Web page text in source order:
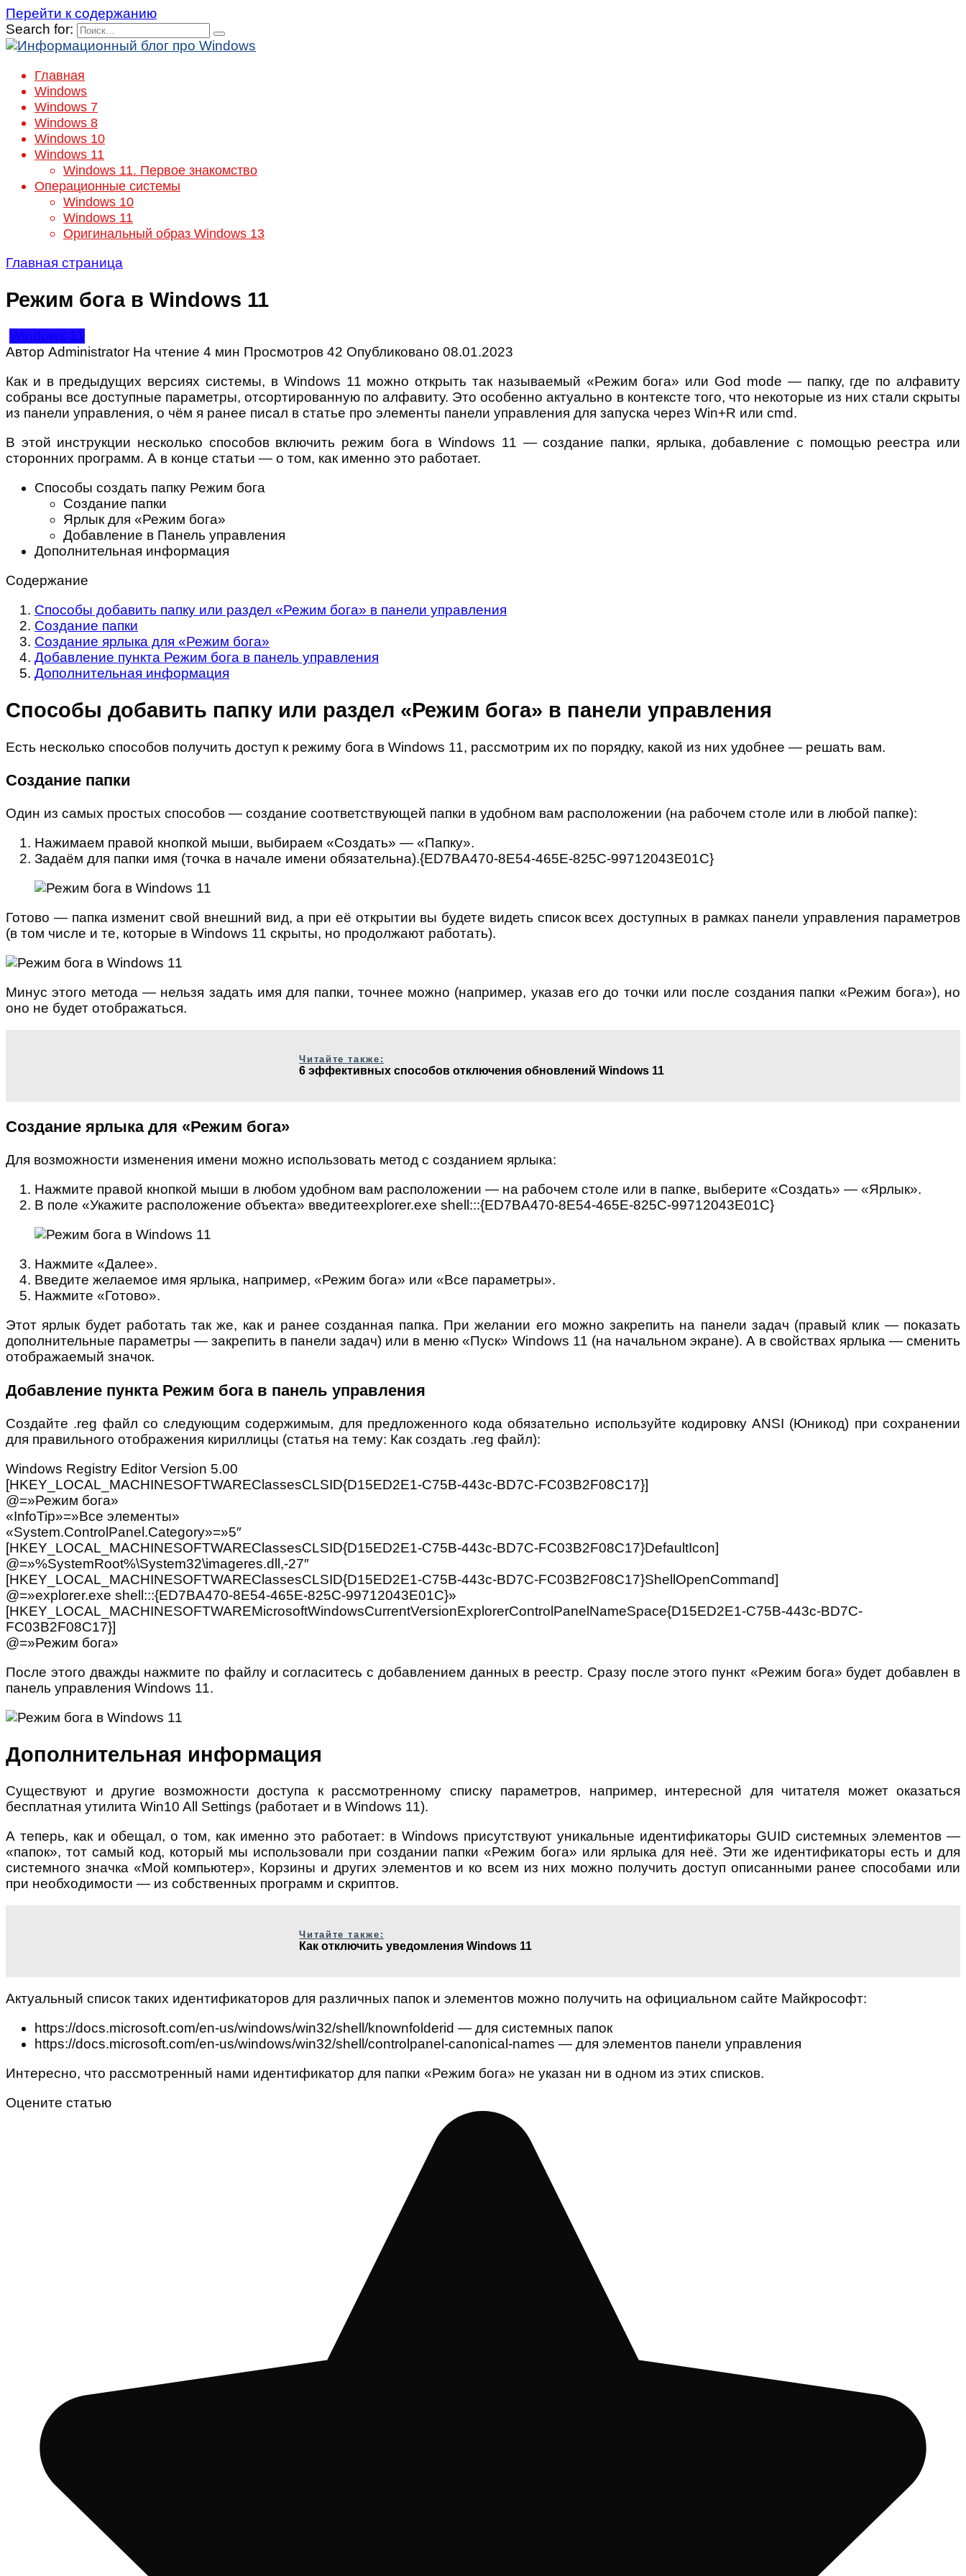
Перейти к содержанию
Search for:
Главная
Windows
Windows 7
Windows 8
Windows 10
Windows 11
Windows 11. Первое знакомство
Операционные системы
Windows 10
Windows 11
Оригинальный образ Windows 13
Главная страница
Режим бога в Windows 11
Windows 11
Автор Administrator На чтение 4 мин Просмотров 42 Опубликовано 08.01.2023
Как и в предыдущих версиях системы, в Windows 11 можно открыть так называемый «Режим бога» или God mode — папку, где по алфавиту
собраны все доступные параметры, отсортированную по алфавиту. Это особенно актуально в контексте того, что некоторые из них стали скрыты
из панели управления, о чём я ранее писал в статье про элементы панели управления для запуска через Win+R или cmd.
В этой инструкции несколько способов включить режим бога в Windows 11 — создание папки, ярлыка, добавление с помощью реестра или
сторонних программ. А в конце статьи — о том, как именно это работает.
Способы создать папку Режим бога
Создание папки
Ярлык для «Режим бога»
Добавление в Панель управления
Дополнительная информация
Содержание
Способы добавить папку или раздел «Режим бога» в панели управления
Создание папки
Создание ярлыка для «Режим бога»
Добавление пункта Режим бога в панель управления
Дополнительная информация
Способы добавить папку или раздел «Режим бога» в панели управления
Есть несколько способов получить доступ к режиму бога в Windows 11, рассмотрим их по порядку, какой из них удобнее — решать вам.
Создание папки
Один из самых простых способов — создание соответствующей папки в удобном вам расположении (на рабочем столе или в любой папке):
Нажимаем правой кнопкой мыши, выбираем «Создать» — «Папку».
Задаём для папки имя (точка в начале имени обязательна).{ED7BA470-8E54-465E-825C-99712043E01C}
Готово — папка изменит свой внешний вид, а при её открытии вы будете видеть список всех доступных в рамках панели управления параметров
(в том числе и те, которые в Windows 11 скрыты, но продолжают работать).
Минус этого метода — нельзя задать имя для папки, точнее можно (например, указав его до точки или после создания папки «Режим бога»), но
оно не будет отображаться.
Читайте также:
6 эффективных способов отключения обновлений Windows 11
Создание ярлыка для «Режим бога»
Для возможности изменения имени можно использовать метод с созданием ярлыка:
Нажмите правой кнопкой мыши в любом удобном вам расположении — на рабочем столе или в папке, выберите «Создать» — «Ярлык».
В поле «Укажите расположение объекта» введитеexplorer.exe shell:::{ED7BA470-8E54-465E-825C-99712043E01C}
Нажмите «Далее».
Введите желаемое имя ярлыка, например, «Режим бога» или «Все параметры».
Нажмите «Готово».
Этот ярлык будет работать так же, как и ранее созданная папка. При желании его можно закрепить на панели задач (правый клик — показать
дополнительные параметры — закрепить в панели задач) или в меню «Пуск» Windows 11 (на начальном экране). А в свойствах ярлыка — сменить
отображаемый значок.
Добавление пункта Режим бога в панель управления
Создайте .reg файл со следующим содержимым, для предложенного кода обязательно используйте кодировку ANSI (Юникод) при сохранении
для правильного отображения кириллицы (статья на тему: Как создать .reg файл):
Windows Registry Editor Version 5.00
[HKEY_LOCAL_MACHINESOFTWAREClassesCLSID{D15ED2E1-C75B-443c-BD7C-FC03B2F08C17}]
@=»Режим бога»
«InfoTip»=»Все элементы»
«System.ControlPanel.Category»=»5″
[HKEY_LOCAL_MACHINESOFTWAREClassesCLSID{D15ED2E1-C75B-443c-BD7C-FC03B2F08C17}DefaultIcon]
@=»%SystemRoot%\System32\imageres.dll,-27″
[HKEY_LOCAL_MACHINESOFTWAREClassesCLSID{D15ED2E1-C75B-443c-BD7C-FC03B2F08C17}ShellOpenCommand]
@=»explorer.exe shell:::{ED7BA470-8E54-465E-825C-99712043E01C}»
[HKEY_LOCAL_MACHINESOFTWAREMicrosoftWindowsCurrentVersionExplorerControlPanelNameSpace{D15ED2E1-C75B-443c-BD7C-
FC03B2F08C17}]
@=»Режим бога»
После этого дважды нажмите по файлу и согласитесь с добавлением данных в реестр. Сразу после этого пункт «Режим бога» будет добавлен в
панель управления Windows 11.
Дополнительная информация
Существуют и другие возможности доступа к рассмотренному списку параметров, например, интересной для читателя может оказаться
бесплатная утилита Win10 All Settings (работает и в Windows 11).
А теперь, как и обещал, о том, как именно это работает: в Windows присутствуют уникальные идентификаторы GUID системных элементов —
«папок», тот самый код, который мы использовали при создании папки «Режим бога» или ярлыка для неё. Эти же идентификаторы есть и для
системного значка «Мой компьютер», Корзины и других элементов и ко всем из них можно получить доступ описанными ранее способами или
при необходимости — из собственных программ и скриптов.
Читайте также:
Как отключить уведомления Windows 11
Актуальный список таких идентификаторов для различных папок и элементов можно получить на официальном сайте Майкрософт:
https://docs.microsoft.com/en-us/windows/win32/shell/knownfolderid — для системных папок
https://docs.microsoft.com/en-us/windows/win32/shell/controlpanel-canonical-names — для элементов панели управления
Интересно, что рассмотренный нами идентификатор для папки «Режим бога» не указан ни в одном из этих списков.
Оцените статью